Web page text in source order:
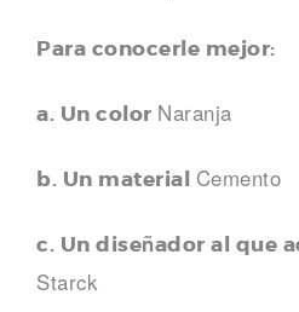
Para conocerle mejor:
a. Un color Naranja
b. Un material Cemento
c. Un diseñador al que
Starck